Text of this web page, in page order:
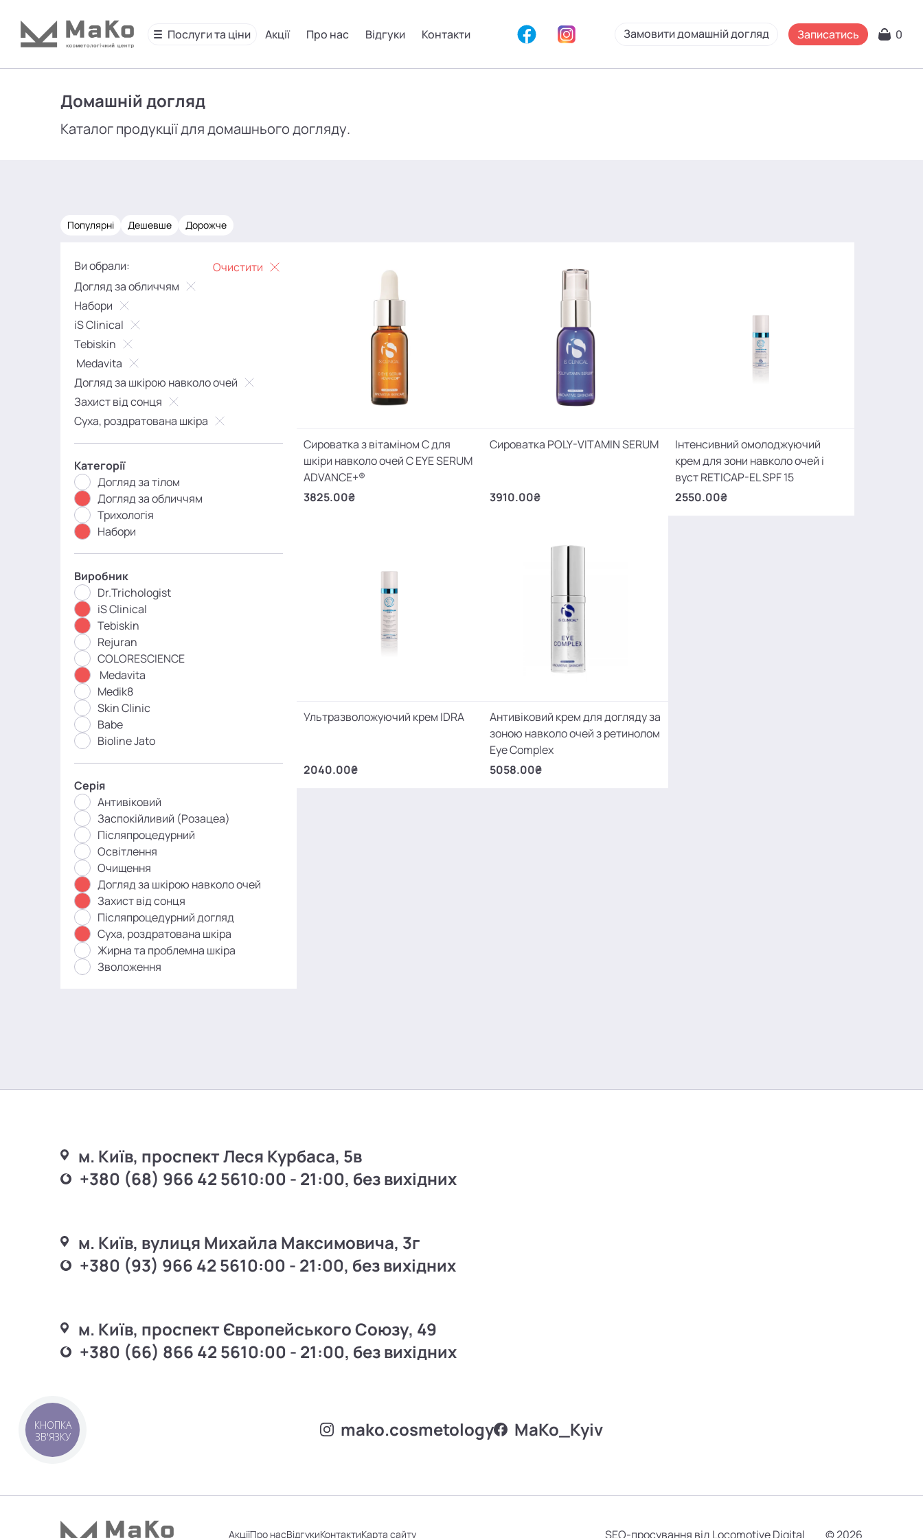
Послуги та ціни Акції Про нас Відгуки Контакти Замовити домашній догляд Записатись 0
Домашній догляд
Каталог продукції для домашнього догляду.
Популярні Дешевше Дорожче
Ви обрали:
Очистити
Догляд за обличчям
Набори
iS Clinical
Tebiskin
Medavita
Догляд за шкірою навколо очей
Захист від сонця
Суха, роздратована шкіра
Категорії
Догляд за тілом
Догляд за обличчям
Трихологія
Набори
Виробник
Dr.Trichologist
iS Clinical
Tebiskin
Rejuran
COLORESCIENCE
Medavita
Medik8
Skin Clinic
Babe
Bioline Jato
Серія
Антивіковий
Заспокійливий (Розацеа)
Післяпроцедурний
Освітлення
Очищення
Догляд за шкірою навколо очей
Захист від сонця
Післяпроцедурний догляд
Суха, роздратована шкіра
Жирна та проблемна шкіра
Зволоження
Сироватка з вітаміном С для
шкіри навколо очей C EYE SERUM
ADVANCE+®
3825.00₴
Сироватка POLY-VITAMIN SERUM
3910.00₴
Інтенсивний омолоджуючий
крем для зони навколо очей і
вуст RETICAP-EL SPF 15
2550.00₴
Ультразволожуючий крем IDRA
2040.00₴
Антивіковий крем для догляду за
зоною навколо очей з ретинолом
Eye Complex
5058.00₴
м. Київ, проспект Леся Курбаса, 5в
+380 (68) 966 42 5610:00 - 21:00, без вихідних
м. Київ, вулиця Михайла Максимовича, 3г
+380 (93) 966 42 5610:00 - 21:00, без вихідних
м. Київ, проспект Європейського Союзу, 49
+380 (66) 866 42 5610:00 - 21:00, без вихідних
mako.cosmetology MаKo_Kyiv
АкціїПро насВідгукиКонтактиКарта сайту SEO-просування від Locomotive Digital © 2026
КНОПКА
ЗВ'ЯЗКУ